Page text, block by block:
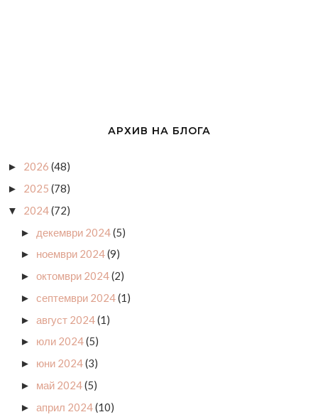
АРХИВ НА БЛОГА
► 2026 (48)
► 2025 (78)
▼ 2024(72)
► декември 2024(5)
► ноември 2024(9)
► октомври 2024(2)
► септември 2024(1)
► август 2024(1)
► юли 2024(5)
► юни 2024(3)
► май 2024(5)
► април 2024(10)